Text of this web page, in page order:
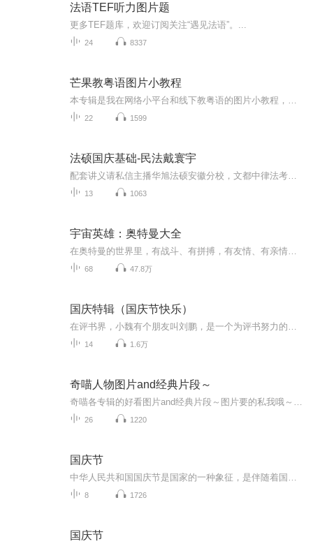
法语TEF听力图片题
更多TEF题库，欢迎订阅关注“遇见法语”。...
24 8337
芒果教粤语图片小教程
22 1599
法硕国庆基础-民法戴寰宇
13 1063
宇宙英雄：奥特曼大全
68 47.8万
国庆特辑（国庆节快乐）
14 1.6万
奇喵人物图片and经典片段～
26 1220
国庆节
8 1726
国庆节